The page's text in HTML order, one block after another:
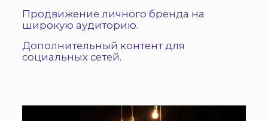
Продвижение личного бренда на
широкую аудиторию.
Дополнительный контент для
социальных сетей.